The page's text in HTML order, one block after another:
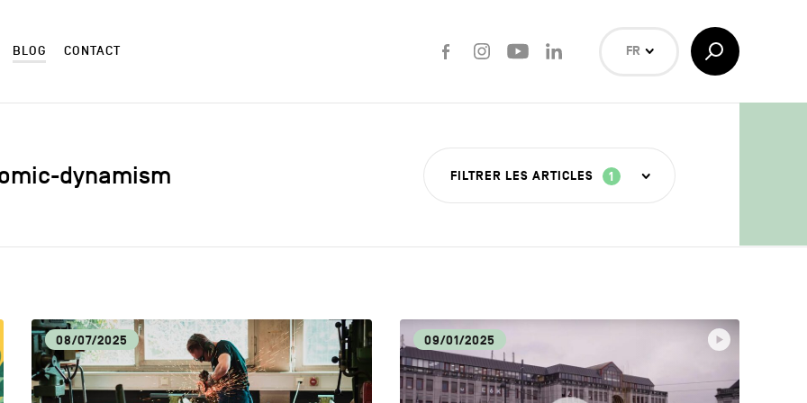
BLOG CONTACT
FacebookInstagramYoutube
FR
EN
Afficher/Masquer
la
Recherche
dynamism FILTRER LES ARTICLES 1
AUTRES
CULTURE DÉCOUVERTE
08/07/2025 09/01/2025